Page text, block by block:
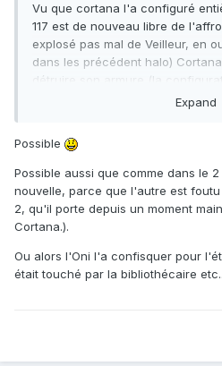
Vu que cortana l'a configuré
117 est de nouveau libre de
explosé pas mal de Veilleur, en
dans les précédent halo)
détruire son armure (la
de verrouillage. C'est pour ça
Ceci suggère donc une
ou du moins du Ground Pound
Vu en pensez quoi de cette
Expand
Possible
Possible aussi que comme dans le
nouvelle, parce que l'autre est
2, qu'il porte depuis un moment
Cortana.).
Ou alors l'Oni l'a confisquer pour
était touché par la bibliothécaire